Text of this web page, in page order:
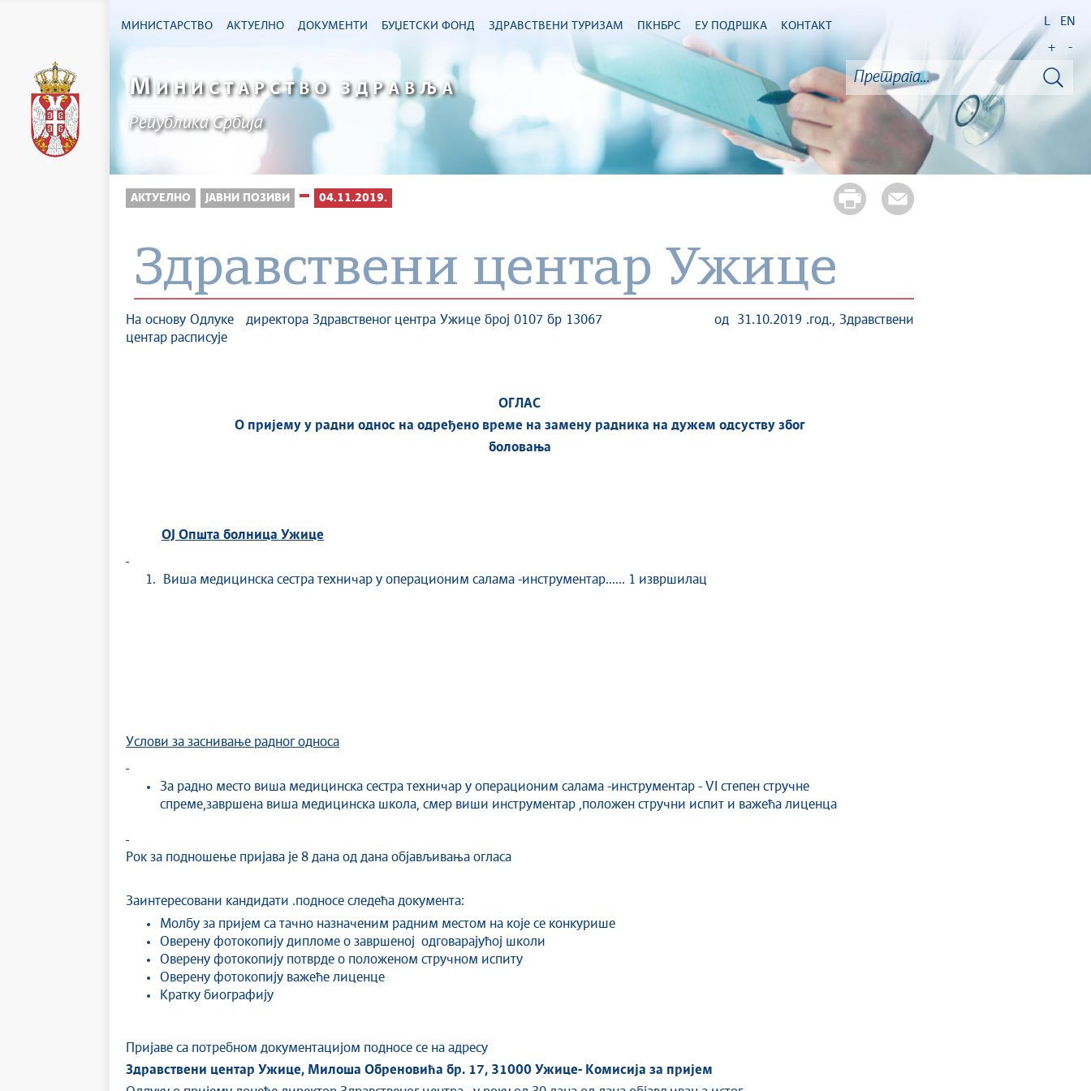
МИНИСТАРСТВО АКТУЕЛНО ДОКУМЕНТИ БУЏЕТСКИ ФОНД ЗДРАВСТВЕНИ ТУРИЗАМ ПКНБРС ЕУ ПОДРШКА КОНТАКТ L EN
+ -
М ИНИСТАРСТВО ЗДРАВЉА
Република Србија
АКТУЕЛНО ЈАВНИ ПОЗИВИ 04.11.2019.
Здравствени центар Ужице
На основу Одлуке директора Здравственог центра Ужице број 0107 бр 13067 од 31.10.2019 .год., Здравствени
центар расписује
ОГЛАС
О пријему у радни однос на одређено време на замену радника на дужем одсуству због
боловања
ОЈ Општа болница Ужице
Виша медицинска сестра техничар у операционим салама -инструментар...... 1 извршилац
Услови за заснивање радног односа
За радно место виша медицинска сестра техничар у операционим салама -инструментар - VI степен стручне
спреме,завршена виша медицинска школа, смер виши инструментар ,положен стручни испит и важећа лиценца
Рок за подношење пријава је 8 дана од дана објављивања огласа
Заинтересовани кандидати .подносе следећа документа:
Молбу за пријем са тачно назначеним радним местом на које се конкурише
Оверену фотокопију дипломе о завршеној одговарајућој школи
Оверену фотокопију потврде о положеном стручном испиту
Оверену фотокопију важеће лиценце
Кратку биографију
Пријаве са потребном документацијом подносе се на адресу
Здравствени центар Ужице, Милоша Обреновића бр. 17, 31000 Ужице- Комисија за пријем